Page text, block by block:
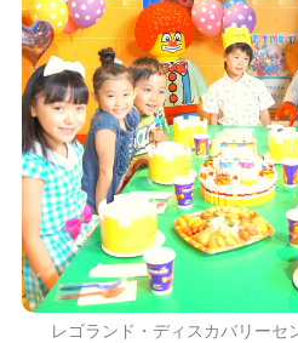
レゴランド・ディスカバリーセ